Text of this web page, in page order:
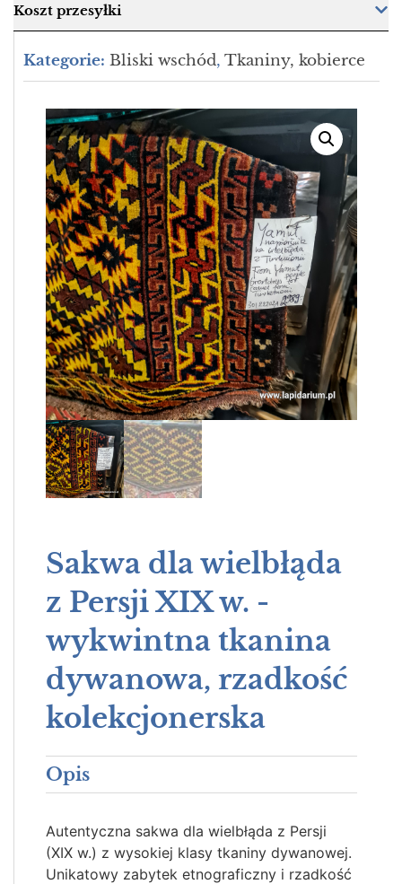
Koszt przesyłki
Kategorie: Bliski wschód, Tkaniny, kobierce
Sakwa dla wielbłąda
z Persji XIX w. -
wykwintna tkanina
dywanowa, rzadkość
kolekcjonerska
Opis
Autentyczna sakwa dla wielbłąda z Persji
(XIX w.) z wysokiej klasy tkaniny dywanowej.
Unikatowy zabytek etnograficzny i rzadkość